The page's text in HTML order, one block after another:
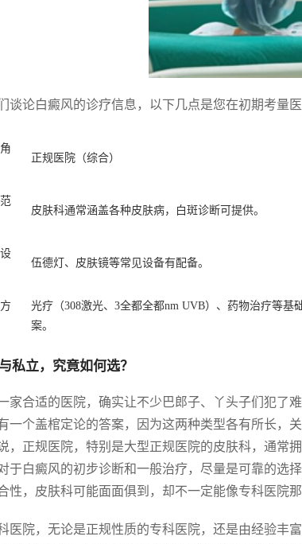
谈论白癜风的诊疗信息，以下几点是您在初期考量
正规医院（综合）
皮肤科通常涵盖各种皮肤病，白斑诊断可提供。
伍德灯、皮肤镜等常见设备有配备。
光疗（308激光、3全都全都nm UVB）、药物治疗等基
案。
私立，究竟如何选？
家合适的医院，确实让不少巴郎子、丫头子们犯了
一个盖棺定论的答案，因为这两种类型各有所长，
，正规医院，特别是大型正规医院的皮肤科，通常
于白癜风的初步诊断和一般治疗，尽量是可靠的选
性，皮肤科可能面面俱到，却不一定能像专科医院
医院，无论是正规性质的专科医院，还是由经验丰